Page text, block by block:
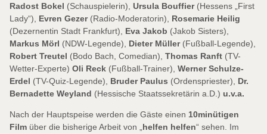
Radost Bokel (Schauspielerin), Ursula Bouffier(Hessens „First
Lady“), Evren Gezer(Radio-Moderatorin), Rosemarie Heilig
(Dezernentin Stadt Frankfurt), Eva Jakob (Jakob Sisters),
Markus Mörl (NDW-Legende), Dieter Müller(Fußball-Legende),
Robert Treutel (Bodo Bach, Comedian), Thomas Ranft (TV-
Wetter-Experte) Oli Reck (Fußball-Trainer), Werner Schulze-
Erdel (TV-Quiz-Legende), Bruder Paulus (Ordenspriester), Dr.
Bernadette Weyland (Hessische Staatssekretärin a.D.) u.v.a.
Nach der Hauptspeise werden die Gäste einen 10minütigen
Film über die bisherige Arbeit von „helfen helfen“ sehen. Im